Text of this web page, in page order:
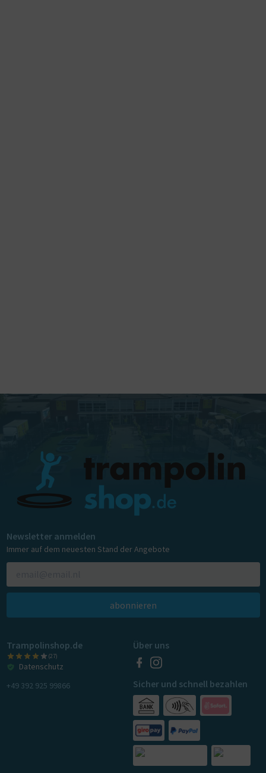
Newsletter anmelden
Immer auf dem neuesten Stand der Angebote
abonnieren
Trampolinshop.de
(27)
Datenschutz
+49 392 925 99866
Über uns
Sicher und schnell bezahlen